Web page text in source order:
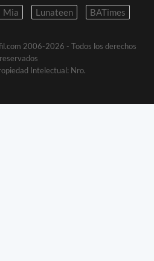
Mia Lunateen BATimes
2006-2026 - Todos los derechos
reservados
Intelectual: Nro.